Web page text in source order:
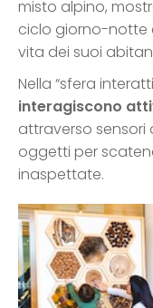
misto alpino,
ciclo giorno-notte
vita dei suoi
Nella “sfera
interagiscono
attraverso
oggetti per
inaspettate.